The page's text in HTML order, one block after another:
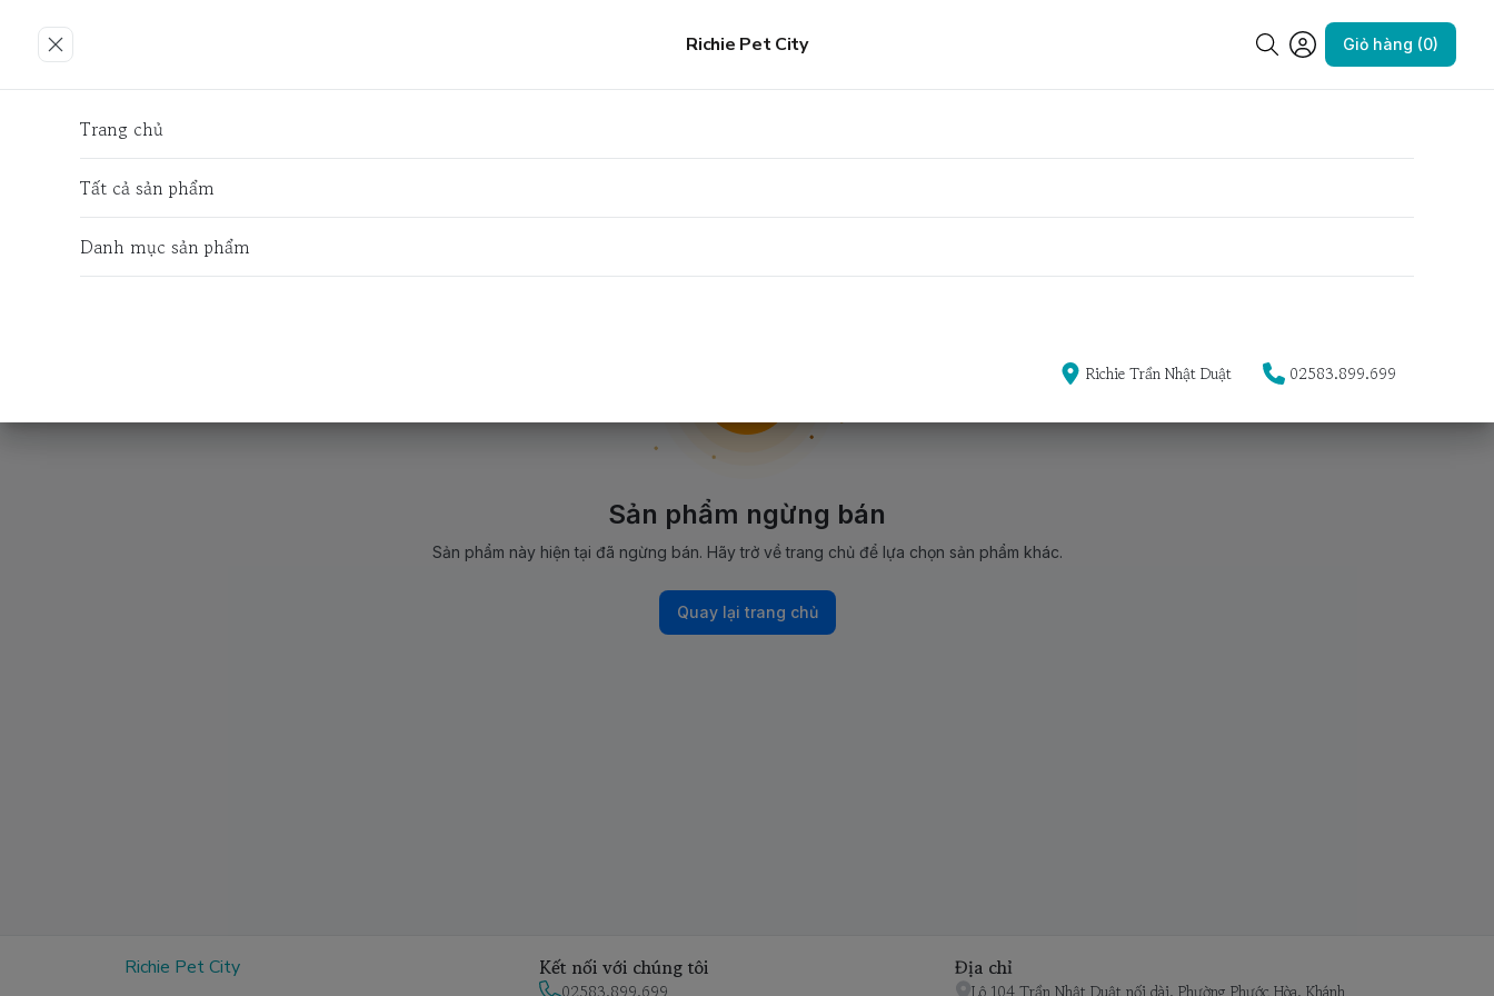
Richie Pet City Giỏ hàng (0)
Sản phẩm ngừng bán
Sản phẩm này hiện tại đã ngừng bán. Hãy trở về trang chủ để lựa chọn sản phẩm khác.
Quay lại trang chủ
Richie Pet City Kết nối với chúng tôi
02583.899.699
Địa chỉ
Lô 104 Trần Nhật Duật nối dài, Phường Phước Hòa, Khánh
Trang chủ
Tất cả sản phẩm
Danh mục sản phẩm
Richie Trần Nhật Duật 02583.899.699